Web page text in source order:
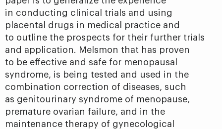
in conducting clinical trials and using
placental drugs in medical practice and
to outline the prospects for their further trials
and application. Melsmon that has proven
to be effective and safe for menopausal
syndrome, is being tested and used in the
combination correction of diseases, such
as genitourinary syndrome of menopause,
premature ovarian failure, and in the
maintenance therapy of gynecological